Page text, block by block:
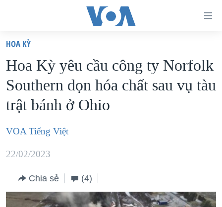
truy
cập
Tới
nội
dung
chính
điều
hướng
chính
VIỆT NAM
HOA KỲ
BIỂN ĐÔNG
THẾ GIỚI
DIỄN ĐÀN
MỤC
TỰ DO BÁO CHÍ
CHUYÊN ĐỀ
HOA KỲ
Hoa Kỳ yêu cầu công ty Norfolk
Southern dọn hóa chất sau vụ tàu
trật bánh ở Ohio
VOA Tiếng Việt
22/02/2023
Chia sẻ (4)